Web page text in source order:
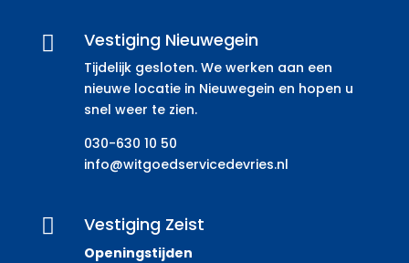
 Vestiging Nieuwegein
Tijdelijk gesloten. We werken aan een
nieuwe locatie in Nieuwegein en hopen u
snel weer te zien.
030-630 10 50
info@witgoedservicedevries.nl
 Vestiging Zeist
Openingstijden